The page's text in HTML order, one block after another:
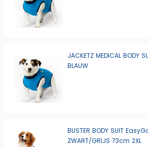
JACKETZ MEDICAL BODY
BLAUW
BUSTER BODY SUIT
ZWART/GRIJS 73cm 2XL